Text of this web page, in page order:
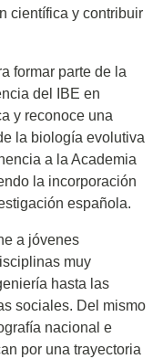
científica y contribuir
formar parte de la
del IBE en
y reconoce una
la biología evolutiva
a la Academia
la incorporación
española.
a jóvenes
muy
hasta las
sociales. Del mismo
nacional e
por una trayectoria